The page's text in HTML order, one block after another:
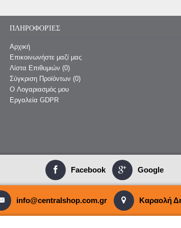
ΠΛΗΡΟΦΟΡΊΕΣ
Αρχική
Επικοινωνήστε μαζί μας
Λίστα Επιθυμιών (0)
Σύγκριση Προϊόντων (0)
O Λογαριασμός μου
Εργαλεία GDPR
Facebook Google
info@centralshop.com.gr Καραολή